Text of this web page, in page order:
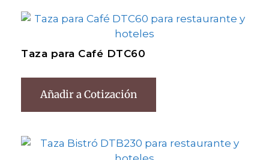
Taza para Café DTC60
Añadir a Cotización